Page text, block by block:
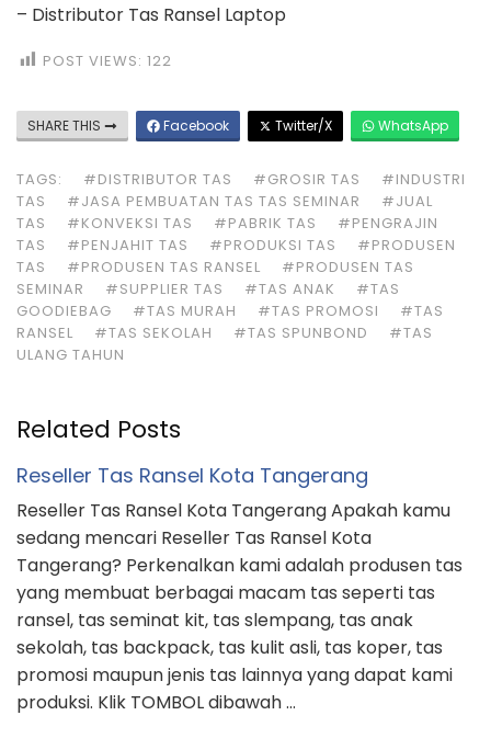
– Distributor Tas Ransel Laptop
POST VIEWS: 122
SHARE THIS Facebook Twitter/X WhatsApp
TAGS: #DISTRIBUTOR TAS #GROSIR TAS
#INDUSTRI
TAS
#JASA PEMBUATAN TAS TAS SEMINAR
#JUAL
TAS
#KONVEKSI TAS #PABRIK TAS
#PENGRAJIN
TAS
#PENJAHIT TAS #PRODUKSI TAS
#PRODUSEN
TAS
#PRODUSEN TAS RANSEL
#PRODUSEN TAS
SEMINAR
#SUPPLIER TAS #TAS ANAK
#TAS
GOODIEBAG
#TAS MURAH #TAS PROMOSI
#TAS
RANSEL
#TAS SEKOLAH #TAS SPUNBOND
#TAS
ULANG TAHUN
Related Posts
Reseller Tas Ransel Kota Tangerang
Reseller Tas Ransel Kota Tangerang Apakah kamu
sedang mencari Reseller Tas Ransel Kota
Tangerang? Perkenalkan kami adalah produsen tas
yang membuat berbagai macam tas seperti tas
ransel, tas seminat kit, tas slempang, tas anak
sekolah, tas backpack, tas kulit asli, tas koper, tas
promosi maupun jenis tas lainnya yang dapat kami
produksi. Klik TOMBOL dibawah …